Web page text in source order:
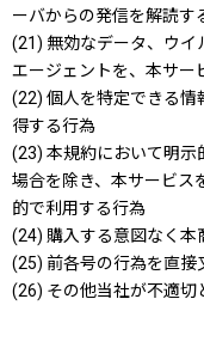
ーバからの発信を解読す
(21) 無効なデータ、ウイ
エージェントを、本サー
(22) 個人を特定できる情
得する行為
(23) 本規約において明示
場合を除き、本サービス
的で利用する行為
(24) 購入する意図なく本
(25) 前各号の行為を直接
(26) その他当社が不適切